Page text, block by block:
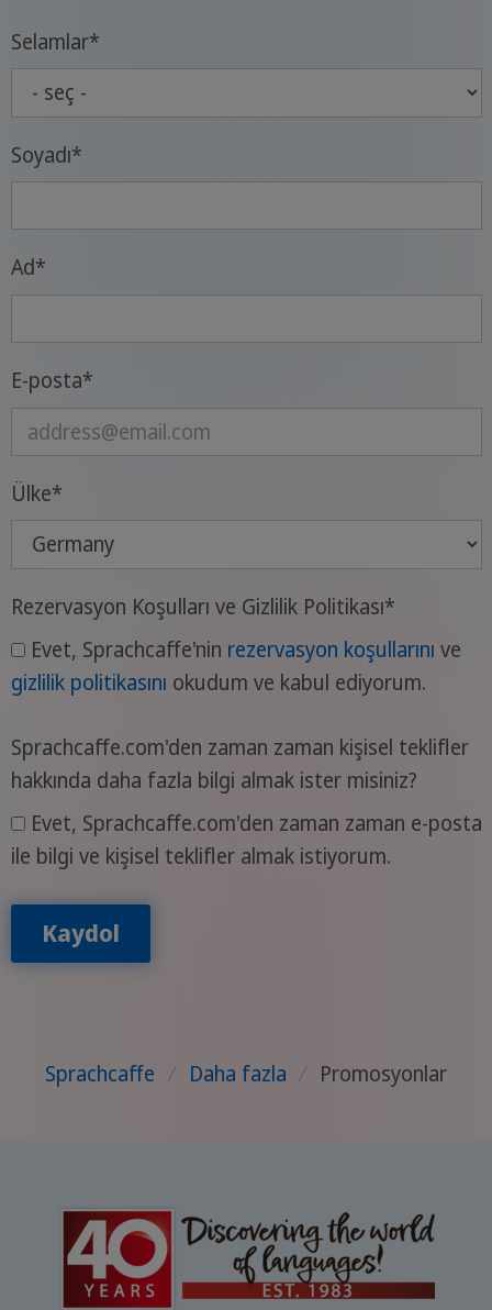
Selamlar*
Soyadı*
Ad*
E-posta*
Ülke*
Rezervasyon Koşulları ve Gizlilik Politikası*
Evet, Sprachcaffe'nin rezervasyon koşullarını ve
gizlilik politikasını okudum ve kabul ediyorum.
Sprachcaffe.com'den zaman zaman kişisel teklifler
hakkında daha fazla bilgi almak ister misiniz?
Evet, Sprachcaffe.com'den zaman zaman e-posta
ile bilgi ve kişisel teklifler almak istiyorum.
Kaydol
Sprachcaffe / Daha fazla / Promosyonlar